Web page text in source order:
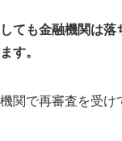
ても金融機関は
す。
関で再審査を受